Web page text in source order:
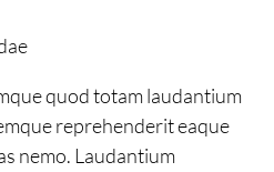
quod totam laudantium
reprehenderit eaque
nemo. Laudantium